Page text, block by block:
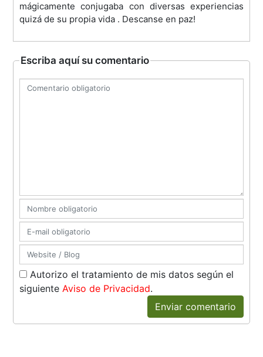
mágicamente conjugaba con diversas experiencias
quizá de su propia vida . Descanse en paz!
Escriba aquí su comentario
Autorizo el tratamiento de mis datos según el
siguienteAviso de Privacidad.
Enviar comentario